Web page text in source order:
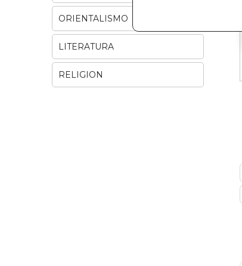
ORIENTALISMO
LITERATURA
RELIGION